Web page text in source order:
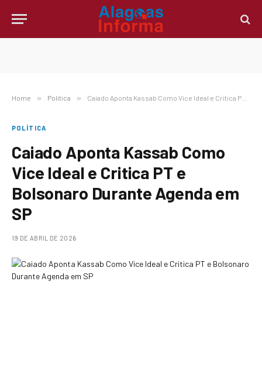
Home » Política » Caiado Aponta Kassab Como Vice Ideal e Critica PT e Bolsonaro Durante Agenda em SP
POLÍTICA
Caiado Aponta Kassab Como
Vice Ideal e Critica PT e
Bolsonaro Durante Agenda em
SP
19 DE ABRIL DE 2026